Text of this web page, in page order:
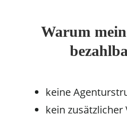
Warum
keine
kein zusätzlicher